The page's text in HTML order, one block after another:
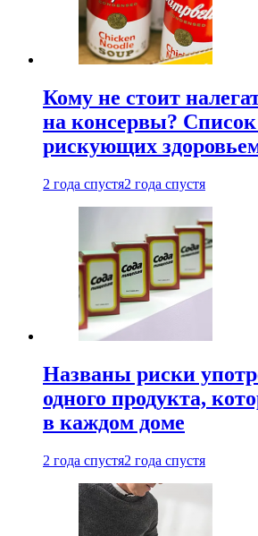
Кому не стоит
на консервы?
рискующих
2 года спустя2 года спустя
Названы риски
одного продукта,
в каждом доме
2 года спустя2 года спустя